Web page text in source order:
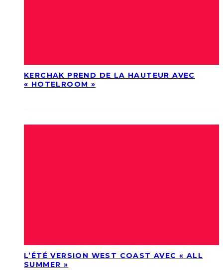
KERCHAK PREND DE LA HAUTEUR AVEC
« HOTELROOM »
L’ÉTÉ VERSION WEST COAST AVEC « ALL
SUMMER »